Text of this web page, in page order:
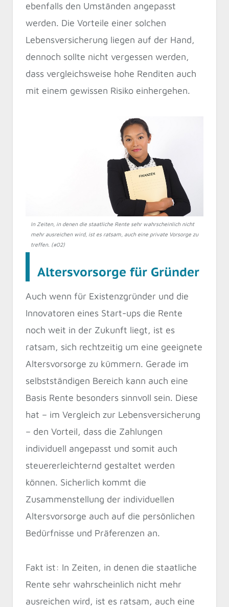
ebenfalls den Umständen angepasst
werden. Die Vorteile einer solchen
Lebensversicherung liegen auf der Hand,
dennoch sollte nicht vergessen werden,
dass vergleichsweise hohe Renditen auch
mit einem gewissen Risiko einhergehen.
In Zeiten, in denen die staatliche Rente sehr wahrscheinlich nicht
mehr ausreichen wird, ist es ratsam, auch eine private Vorsorge zu
treffen. (#02)
Altersvorsorge für Gründer
Auch wenn für Existenzgründer und die
Innovatoren eines Start-ups die Rente
noch weit in der Zukunft liegt, ist es
ratsam, sich rechtzeitig um eine geeignete
Altersvorsorge zu kümmern. Gerade im
selbstständigen Bereich kann auch eine
Basis Rente besonders sinnvoll sein. Diese
hat – im Vergleich zur Lebensversicherung
– den Vorteil, dass die Zahlungen
individuell angepasst und somit auch
steuererleichternd gestaltet werden
können. Sicherlich kommt die
Zusammenstellung der individuellen
Altersvorsorge auch auf die persönlichen
Bedürfnisse und Präferenzen an.
Fakt ist: In Zeiten, in denen die staatliche
Rente sehr wahrscheinlich nicht mehr
ausreichen wird, ist es ratsam, auch eine